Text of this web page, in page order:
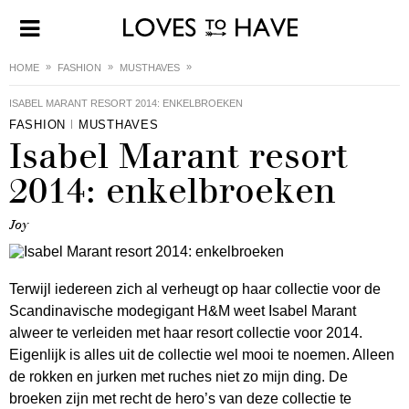
HOME FASHION MUSTHAVES
ISABEL MARANT RESORT 2014: ENKELBROEKEN
FASHION MUSTHAVES
Isabel Marant resort
2014: enkelbroeken
Joy
Terwijl iedereen zich al verheugt op haar collectie voor de
Scandinavische modegigant H&M weet Isabel Marant
alweer te verleiden met haar resort collectie voor 2014.
Eigenlijk is alles uit de collectie wel mooi te noemen. Alleen
de rokken en jurken met ruches niet zo mijn ding. De
broeken zijn met recht de hero’s van deze collectie te